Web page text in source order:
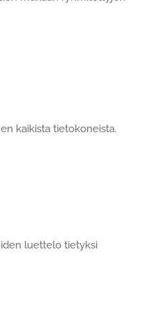
kaikista tietokoneista.
luettelo tietyksi